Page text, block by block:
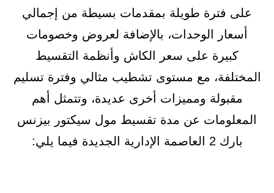
على فترة طويلة بمقدمات بسيطة من إجمالي
أسعار الوحدات، بالإضافة لعروض وخصومات
كبيرة على سعر الكاش وأنظمة التقسيط
المختلفة، مع مستوى تشطيب مثالي وفترة تسليم
مقبولة ومميزات أخرى عديدة، وتتمثل أهم
المعلومات عن مدة تقسيط مول سيكتور بيزنس
بارك 2 العاصمة الإدارية الجديدة فيما يلي: